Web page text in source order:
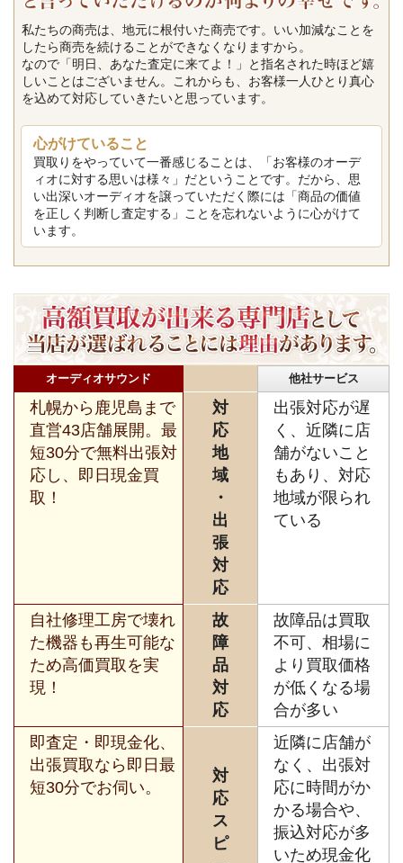
私たちの商売は、地元に根付いた商売です。いい加減なことを
したら商売を続けることができなくなりますから。
なので「明日、あなた査定に来てよ！」と指名された時ほど嬉
しいことはございません。これからも、お客様一人ひとり真心
を込めて対応していきたいと思っています。
心がけていること
買取りをやっていて一番感じることは、「お客様のオーデ
ィオに対する思いは様々」だということです。だから、思
い出深いオーディオを譲っていただく際には「商品の価値
を正しく判断し査定する」ことを忘れないように心がけて
います。
オーディオサウンド 他社サービス
札幌から鹿児島まで
直営43店舗展開。最
短30分で無料出張対
応し、即日現金買
取！
対
応
地
域
・
出
張
対
応
出張対応が遅
く、近隣に店
舗がないこと
もあり、対応
地域が限られ
ている
自社修理工房で壊れ
た機器も再生可能な
ため高価買取を実
現！
故
障
品
対
応
故障品は買取
不可、相場に
より買取価格
が低くなる場
合が多い
即査定・即現金化、
出張買取なら即日最
短30分でお伺い。
対
応
ス
ピ
近隣に店舗が
なく、出張対
応に時間がか
かる場合や、
振込対応が多
いため現金化